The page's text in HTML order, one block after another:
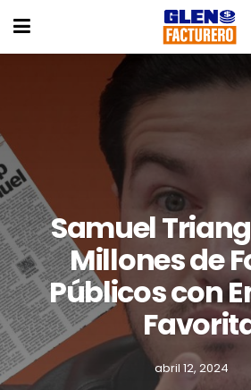
Samuel
Millones de
Públicos con
abril 12, 2024